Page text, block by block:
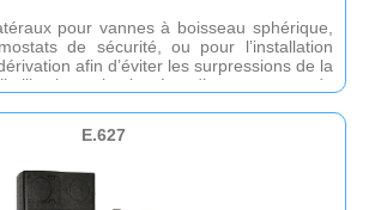
pour vannes à boisseau sphérique,
de sécurité, ou pour l’installation
afin d’éviter les surpressions de la
simultanée d’une vanne de
différentes pompes à haut rendement
vanne mélangeuse : 10. Raccords côté
Raccords côté collecteur : 1”½M.
E.627